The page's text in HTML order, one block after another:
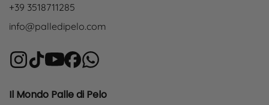
+39 3518711285
info@palledipelo.com
Il Mondo Palle di Pelo